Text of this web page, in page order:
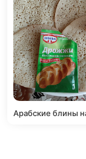
Арабские блины